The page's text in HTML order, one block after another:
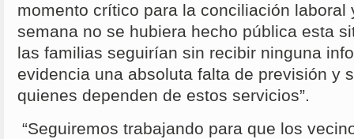
momento crítico para la conciliación laboral
semana no se hubiera hecho pública esta
las familias seguirían sin recibir ninguna
evidencia una absoluta falta de previsión y
quienes dependen de estos servicios”.
“Seguiremos trabajando para que los